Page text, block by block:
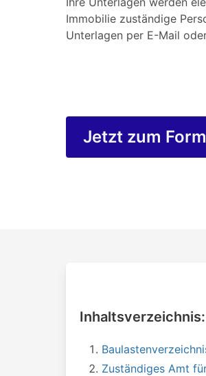
Immobilie zuständige
Unterlagen per E-Mail
Jetzt zum
Inhaltsverzeichnis:
Zuständiges Amt